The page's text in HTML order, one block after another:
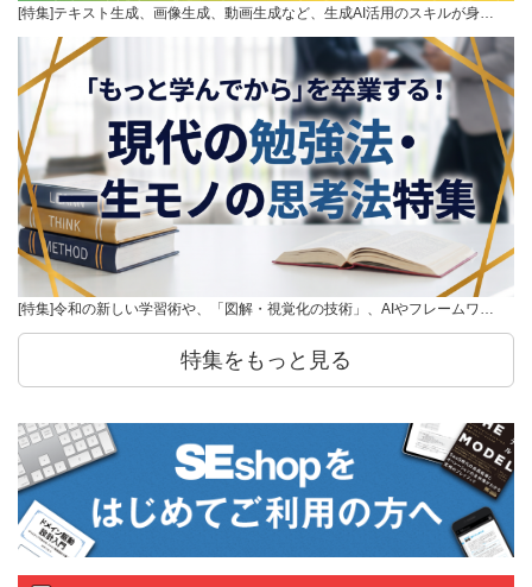
[特集]テキスト生成、画像生成、動画生成など、生成AI活用のスキルが身…
[特集]令和の新しい学習術や、「図解・視覚化の技術」、AIやフレームワ…
特集をもっと見る